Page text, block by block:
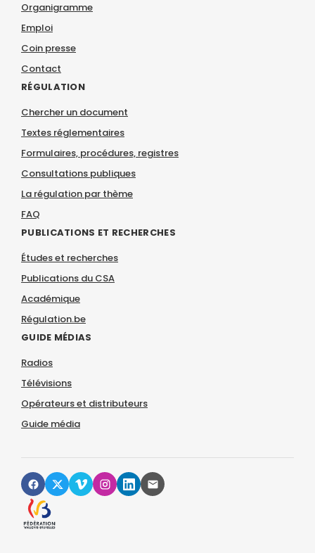
Organigramme
Emploi
Coin presse
Contact
RÉGULATION
Chercher un document
Textes réglementaires
Formulaires, procédures, registres
Consultations publiques
La régulation par thème
FAQ
PUBLICATIONS ET RECHERCHES
Études et recherches
Publications du CSA
Académique
Régulation.be
GUIDE MÉDIAS
Radios
Télévisions
Opérateurs et distributeurs
Guide média